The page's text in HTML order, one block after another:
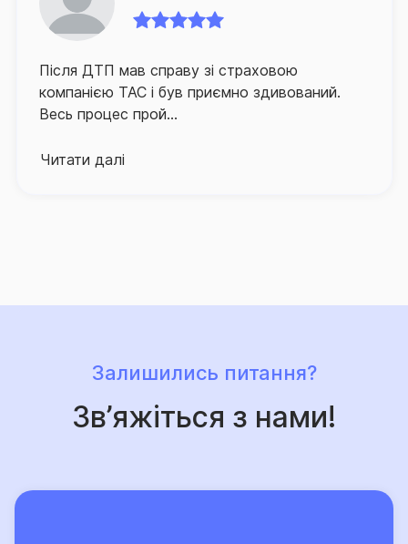
Для забезпечення зручності клієнтів та їх
активно розвиває й партнерську мережу по всій
Україні, а контакт-центр компанії, що здійснює
інформаційно-консультаційну підтримку
Після ДТП мав справу зі страховою
компанією ТАС і був приємно здивований.
Весь процес прой...
Читати далі
Залишились питання?
Зв’яжіться з нами!